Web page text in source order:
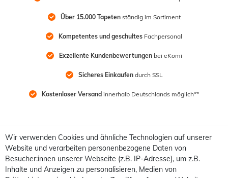
Über 15.000 Tapeten ständig im Sortiment
Kompetentes und geschultes Fachpersonal
Exzellente Kundenbewertungen bei eKomi
Sicheres Einkaufen durch SSL
Kostenloser Versand innerhalb Deutschlands möglich**
Wir verwenden Cookies und ähnliche Technologien auf unserer
Website und verarbeiten personenbezogene Daten von
Besucher:innen unserer Webseite (z.B. IP-Adresse), um z.B.
Inhalte und Anzeigen zu personalisieren, Medien von